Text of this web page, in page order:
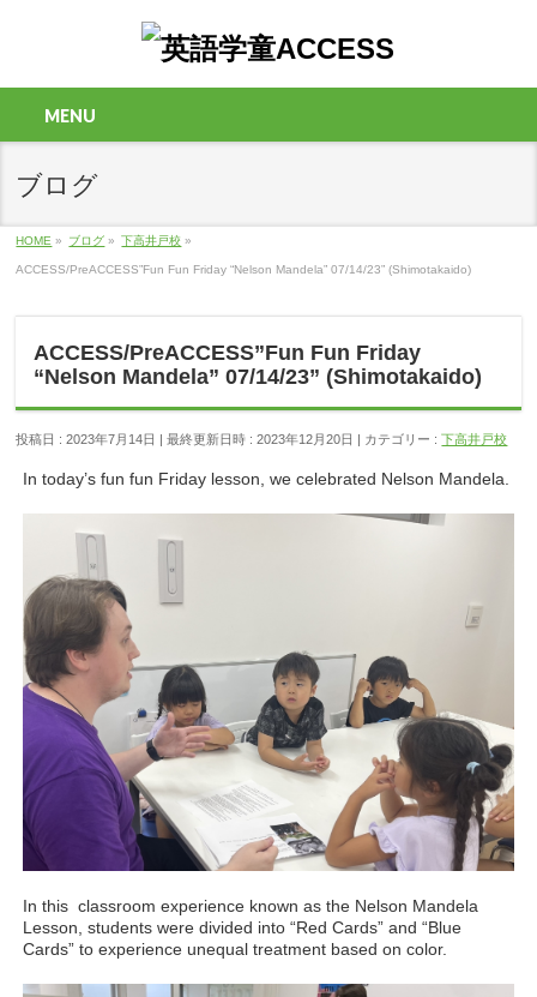
MENU
ブログ
HOME » ブログ » 下高井戸校 »
ACCESS/PreACCESS”Fun Fun Friday “Nelson Mandela” 07/14/23” (Shimotakaido)
ACCESS/PreACCESS”Fun Fun Friday
“Nelson Mandela” 07/14/23” (Shimotakaido)
投稿日 : 2023年7月14日 最終更新日時 : 2023年12月20日 カテゴリー :下高井戸校
In today’s fun fun Friday lesson, we celebrated Nelson Mandela.
In this classroom experience known as the Nelson Mandela
Lesson, students were divided into “Red Cards” and “Blue
Cards” to experience unequal treatment based on color.